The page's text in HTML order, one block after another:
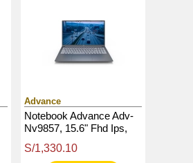
Advance
Notebook Advance Adv-
Nv9857, 15.6" Fhd Ips,
8Gb Ddr4, 256Gb Ssd
S/1,330.10